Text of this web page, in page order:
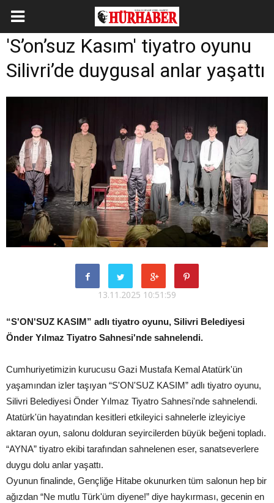
'S’on’suz Kasım' tiyatro oyunu
Silivri’de duygusal anlar yaşattı
13.11.2025 10:51:59
“S'ON'SUZ KASIM” adlı tiyatro oyunu, Silivri Belediyesi
Önder Yılmaz Tiyatro Sahnesi'nde sahnelendi.
Cumhuriyetimizin kurucusu Gazi Mustafa Kemal Atatürk'ün
yaşamından izler taşıyan “S'ON'SUZ KASIM” adlı tiyatro oyunu,
Silivri Belediyesi Önder Yılmaz Tiyatro Sahnesi'nde sahnelendi.
Atatürk'ün hayatından kesitleri etkileyici sahnelerle izleyiciye
aktaran oyun, salonu dolduran seyircilerden büyük beğeni topladı.
“AYNA” tiyatro ekibi tarafından sahnelenen eser, sanatseverlere
duygu dolu anlar yaşattı.
Oyunun finalinde, Gençliğe Hitabe okunurken tüm salonun hep bir
ağızdan “Ne mutlu Türk'üm diyene!” diye haykırması, gecenin en